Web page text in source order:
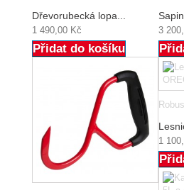
Dřevorubecká lopa...
1 490,00 Kč
Přidat do košíku
3
1